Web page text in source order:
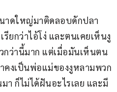
าดใหญ่มาติดลอบดักปลา
ยกว่าไอ้โง่ และตนเคยเห็นงู
ว่านี้มาก แต่เมื่อมันเห็นตน
คงเป็นพ่อแม่ของงูหลามพวก
ก็ไม่ได้ฝันอะไรเลย และมี